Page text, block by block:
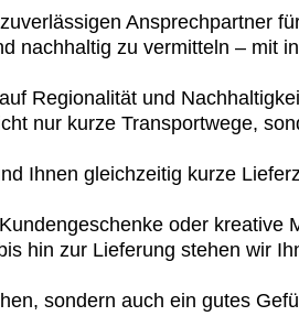
Ansprechpartner
nachhaltig zu vermitteln –
Regionalität und
nur kurze Transportwege,
Ihnen gleichzeitig kurze
oder
hin zur Lieferung stehen wir
sondern auch ein gutes